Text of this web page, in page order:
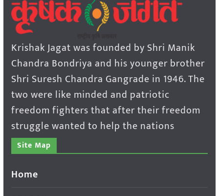
Krishak Jagat was founded by Shri Manik
Chandra Bondriya and his younger brother
Shri Suresh Chandra Gangrade in 1946. The
two were like minded and patriotic
freedom fighters that after their freedom
struggle wanted to help the nations
Site Map
Home